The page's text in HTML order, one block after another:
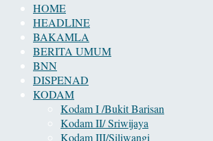
HOME
HEADLINE
BAKAMLA
BERITA UMUM
BNN
DISPENAD
KODAM
Kodam I /Bukit Barisan
Kodam II/ Sriwijaya
Kodam III/Siliwangi